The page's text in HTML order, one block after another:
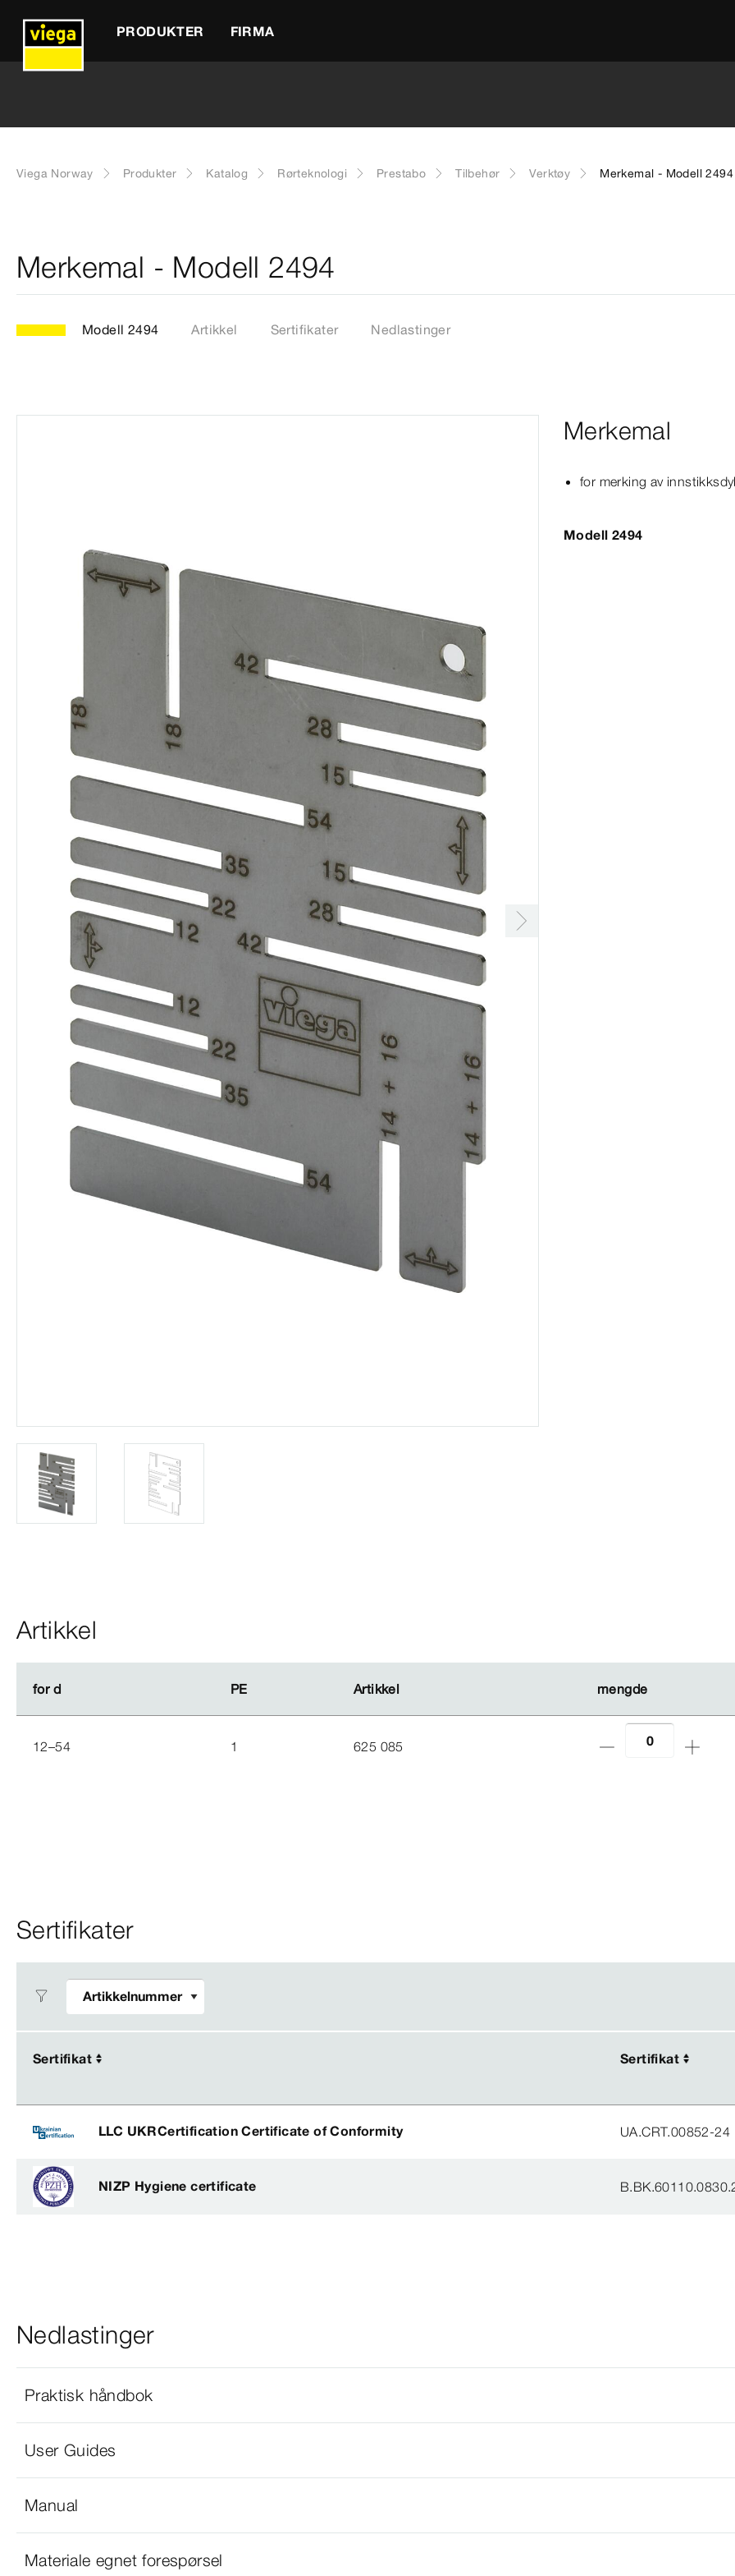
PRODUKTER FIRMA
Viega Norway Produkter Katalog Rørteknologi Prestabo Tilbehør Verktøy Merkemal - Modell 2494
Merkemal - Modell 2494
Modell 2494 Artikkel Sertifikater Nedlastinger
Merkemal
for merking av
Modell 2494
Artikkel
for d PE Artikkel mengde
for d PE Artikkel mengde
12–54 1 625 085
Sertifikater
Sertifikat Sertifikat
Sertifikat Sertifikat
LLC UKRCertification Certificate of Conformity UA.CRT.00852-24
NIZP Hygiene certificate
Nedlastinger
Praktisk håndbok
User Guides
Manual
Materiale egnet forespørsel